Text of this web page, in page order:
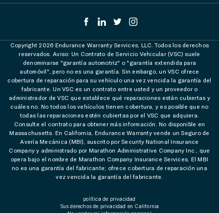
Copyright 2026 Endurance Warranty Services, LLC. Todos los derechos
reservados. Aviso: Un Contrato de Servicio Vehicular (VSC) suele
denominarse "garantía automotriz" o "garantía extendida para
automóvil", pero no es una garantía. Sin embargo, un VSC ofrece
cobertura de reparación para su vehículo una vez vencida la garantía del
fabricante. Un VSC es un contrato entre usted y un proveedor o
administrador de VSC que establece qué reparaciones están cubiertas y
cuáles no. No todos los vehículos tienen cobertura, y es posible que no
todas las reparaciones estén cubiertas por el VSC que adquiera.
Consulte el contrato para obtener más información. No disponible en
Massachusetts. En California, Endurance Warranty vende un Seguro de
Avería Mecánica (MBI), suscrito por Security National Insurance
Company y administrado por Marathon Administrative Company Inc., que
opera bajo el nombre de Marathon Company Insurance Services. El MBI
no es una garantía del fabricante; ofrece cobertura de reparación una
vez vencida la garantía del fabricante.
política de privacidad
Sus derechos de privacidad en California